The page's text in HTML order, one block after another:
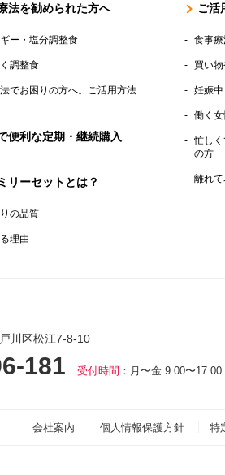
法を勧められた方へ
ー・塩分調整食
調整食
でお困りの方へ。ご活用方法
便利な定期・継続購入
リーセットとは？
の品質
理由
ご活
食事
買い
妊娠
働く
忙し
の方
離れ
川区松江7-8-10
181 受付時間 ：月〜金 9:00〜17:00
会社案内 個人情報保護方針 特